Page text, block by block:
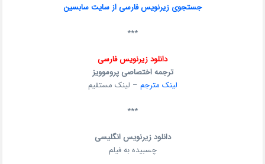
جستجوی زیرنویس فارسی از سایت سابسین
***
دانلود زیرنویس فارسی
ترجمه اختصاصی پروموویز
لینک مترجم – لینک مستقیم
***
دانلود زیرنویس انگلیسی
چسبیده به فیلم